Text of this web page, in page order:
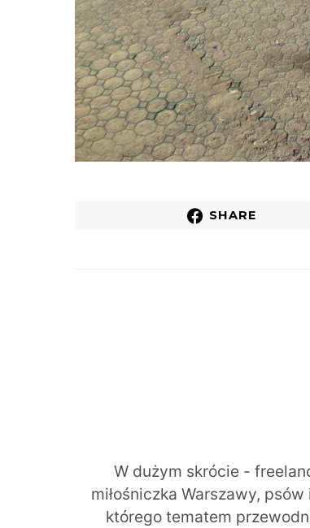
SHARE
W dużym skrócie -
miłośniczka Warszawy,
którego tematem